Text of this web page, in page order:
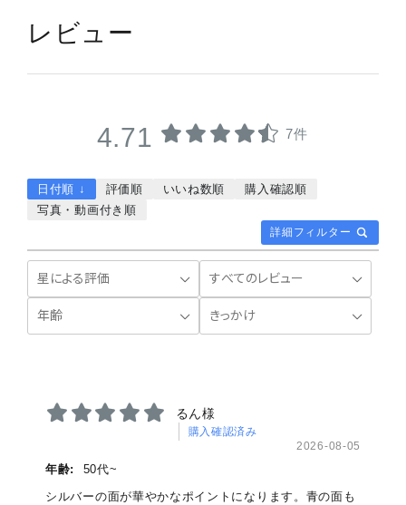
レビュー
4.71 7件
詳細フィルター
日付順 ↓ 評価順 いいね数順
購入確認順
写真・動画付き順
るん様
購入確認済み
2026-08-05
年齢:
50代~
シルバーの面が華やかなポイントになります。青の面も